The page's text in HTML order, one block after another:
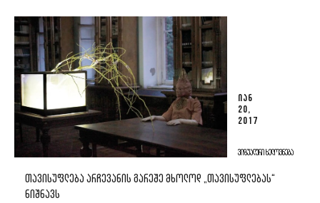
ᲘᲐᲜ
20,
2017
ᲕᲘᲖᲣᲐᲚᲣᲠᲘ ᲮᲔᲚᲝᲕᲜᲔᲑᲐ
ᲗᲐᲕᲘᲡᲣᲤᲚᲔᲑᲐ ᲐᲠᲩᲔᲕᲐᲜᲘᲡ ᲒᲐᲠᲔᲨᲔ ᲛᲮᲝᲚᲝᲓ „ᲗᲐᲕᲘᲡᲣᲤᲚᲔᲑᲐᲡ“
ᲜᲘᲨᲜᲐᲕᲡ